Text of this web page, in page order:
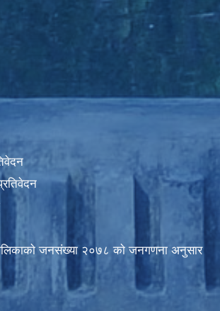
जनसंख्या २०७८ काे जनगणना अनुसार